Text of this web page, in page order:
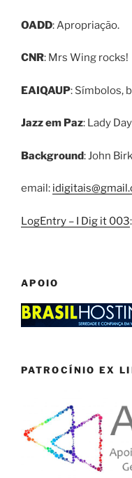
OADD: Apropriação.
CNR: Mrs Wing rocks!
EAIQAUP: Símbolos,
Jazz em Paz: Lady Day
Background: John
email:
LogEntry – I Dig it 003
APOIO
PATROCÍNIO EX